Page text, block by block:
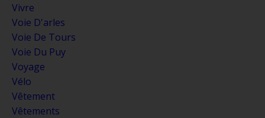
Vivre
Voie D'arles
Voie De Tours
Voie Du Puy
Voyage
Vélo
Vêtement
Vêtements